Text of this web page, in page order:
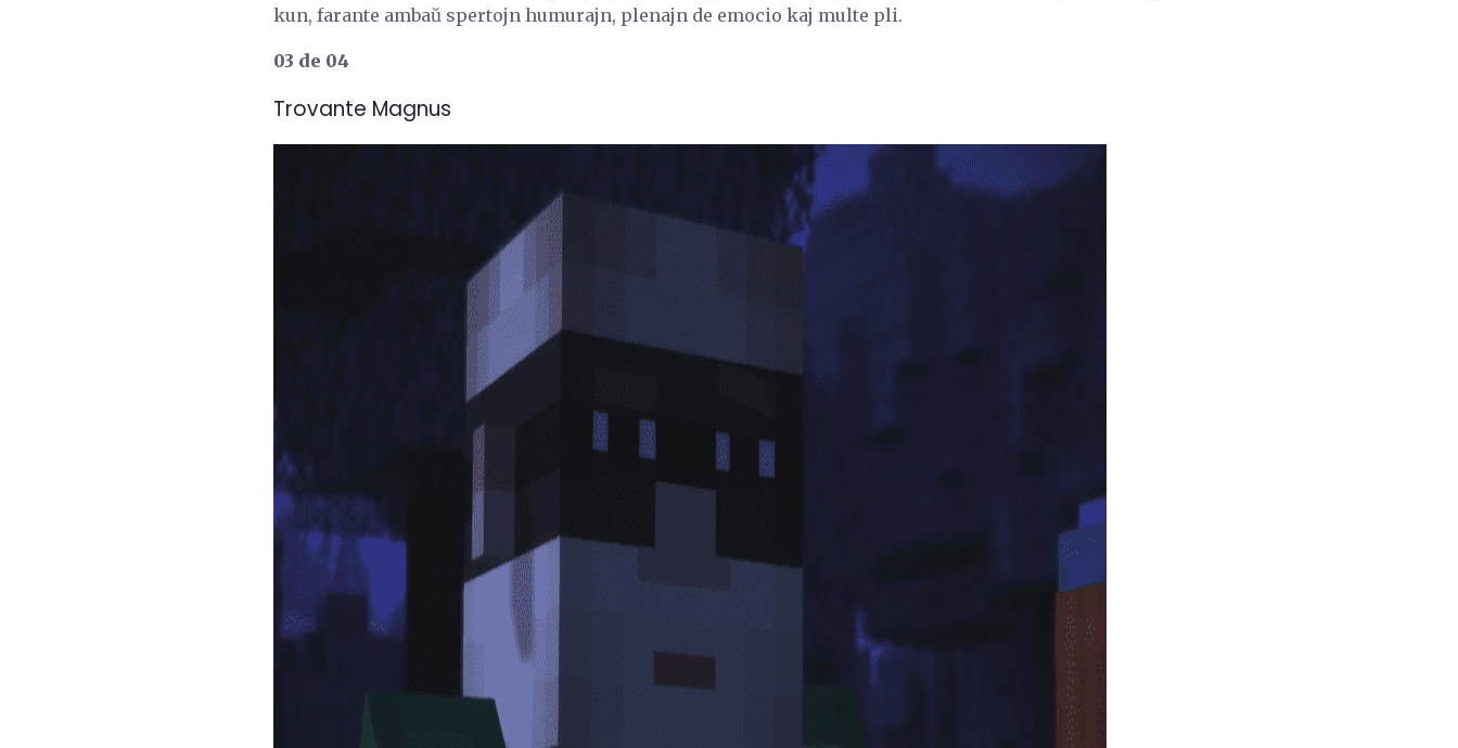
kun, farante ambaŭ spertojn humurajn, plenajn de emocio kaj multe pli.
03 de 04
Trovante Magnus